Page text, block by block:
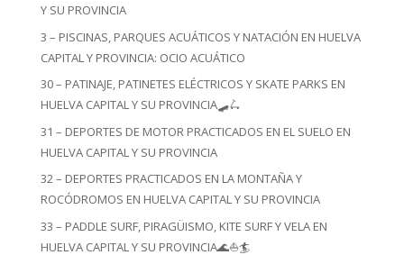
Y SU PROVINCIA
3 – PISCINAS, PARQUES ACUÁTICOS Y NATACIÓN EN HUELVA
CAPITAL Y PROVINCIA: OCIO ACUÁTICO
30 – PATINAJE, PATINETES ELÉCTRICOS Y SKATE PARKS EN
HUELVA CAPITAL Y SU PROVINCIA🛹🛴
31 – DEPORTES DE MOTOR PRACTICADOS EN EL SUELO EN
HUELVA CAPITAL Y SU PROVINCIA
32 – DEPORTES PRACTICADOS EN LA MONTAÑA Y
ROCÓDROMOS EN HUELVA CAPITAL Y SU PROVINCIA
33 – PADDLE SURF, PIRAGÜISMO, KITE SURF Y VELA EN
HUELVA CAPITAL Y SU PROVINCIA🌊⛵🏄